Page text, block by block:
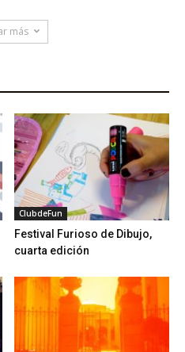
más
ClubdeFun
Festival Furioso de Dibujo,
cuarta edición